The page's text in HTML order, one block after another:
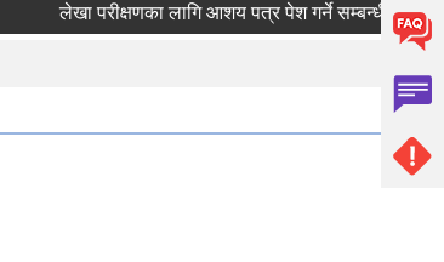
लेखा परीक्षणका लागि आशय पत्र पेश गर्ने सम्बन्धी सूचना